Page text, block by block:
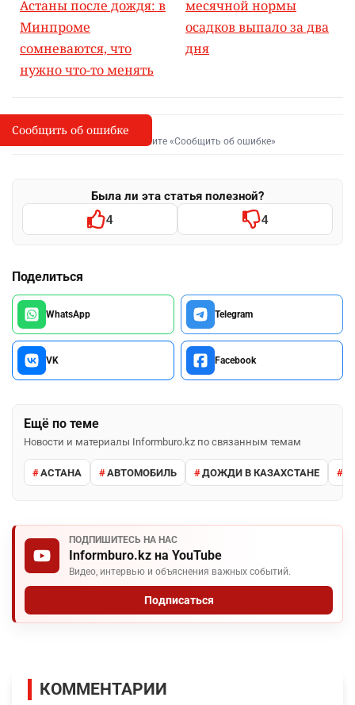
Астаны после дождя: в
Минпроме
сомневаются, что
нужно что-то менять
месячной нормы
осадков выпало за два
дня
I
Сообщить об опечатке
Выделите фрагмент и нажмите «Сообщить об ошибке»
Была ли эта статья полезной?
4 4
Поделиться
WhatsApp Telegram
VK Facebook
Ещё по теме
Новости и материалы Informburo.kz по связанным темам
АСТАНА АВТОМОБИЛЬ ДОЖДИ В КАЗАХСТАНЕ
ПОДПИШИТЕСЬ НА НАС
Informburo.kz на YouTube
Видео, интервью и объяснения важных событий.
Подписаться
Сообщить об ошибке
КОММЕНТАРИИ